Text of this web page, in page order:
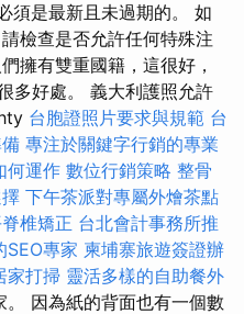
須是最新且未過期的。 如
檢查是否允許任何特殊注
擁有雙重國籍，這很好，
多好處。 義大利護照允許
台胞證照片要求與規範 台
專注於關鍵字行銷的專業
何運作 數位行銷策略 整骨
下午茶派對專屬外燴茶點
椎矯正 台北會計事務所推
SEO專家 柬埔寨旅遊簽證辦
家打掃 靈活多樣的自助餐外
。 因為紙的背面也有一個數